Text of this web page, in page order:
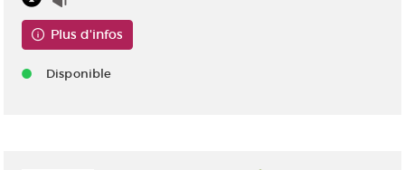
Plus d'infos
Disponible